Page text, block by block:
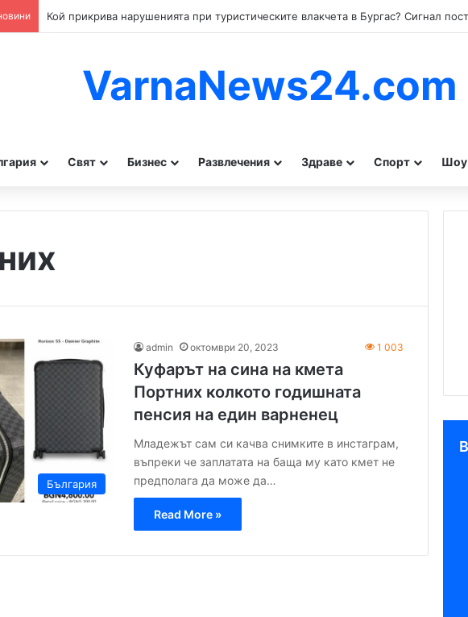
VarnaNews24.com
Свят Бизнес Развлечения Здраве Спорт Шоу
България
admin октомври 20, 2023 1 003
Куфарът на сина на кмета
Портних колкото годишната
пенсия на един варненец
Младежът сам си качва снимките в инстаграм,
въпреки че заплатата на баща му като кмет не
предполага да може да…
Read More »